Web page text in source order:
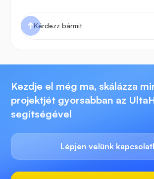
Kezdje el még ma, skálázza
projektjét gyorsabban az
segítségével
Lépjen velünk